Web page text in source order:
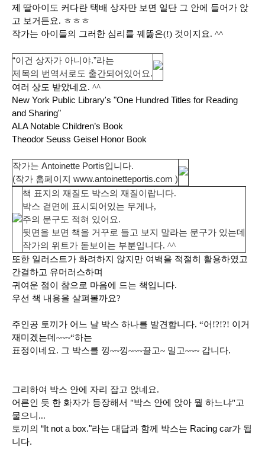
제 딸아이도 커다란 택배 상자만 보면 일단 그 안에 들어가 앉
고 보거든요. ㅎㅎㅎ
작가는 아이들의 그러한 심리를 꿰뚫은(!) 것이지요. ^^
“이건 상자가 아니야.”라는
제목의 번역서로도 출간되어있어요.
여러 상도 받았네요. ^^
New York Public Library's "One Hundred Titles for Reading
and Sharing"
ALA Notable Children’s Book
Theodor Seuss Geisel Honor Book
작가는 Antoinette Portis입니다.
(작가 홈페이지 www.antoinetteportis.com )
책 표지의 재질도 박스의 재질이랍니다.
박스 겉면에 표시되어있는 무게나,
주의 문구도 적혀 있어요.
뒷면을 보면 책을 거꾸로 들고 보지 말라는 문구가 있는데
작가의 위트가 돋보이는 부분입니다. ^^
또한 일러스트가 화려하지 않지만 여백을 적절히 활용하였고
간결하고 유머러스하며
귀여운 점이 참으로 마음에 드는 책입니다.
우선 책 내용을 살펴볼까요?
주인공 토끼가 어느 날 박스 하나를 발견합니다. “어!?!?! 이거
재미겠는데~~~“하는
표정이네요. 그 박스를 낑~~낑~~~끌고~ 밀고~~~ 갑니다.
그리하여 박스 안에 자리 잡고 앉네요.
어른인 듯 한 화자가 등장해서 "박스 안에 앉아 뭘 하느냐"고
물으니...
토끼의 “It not a box."라는 대답과 함께 박스는 Racing car가 됩
니다.